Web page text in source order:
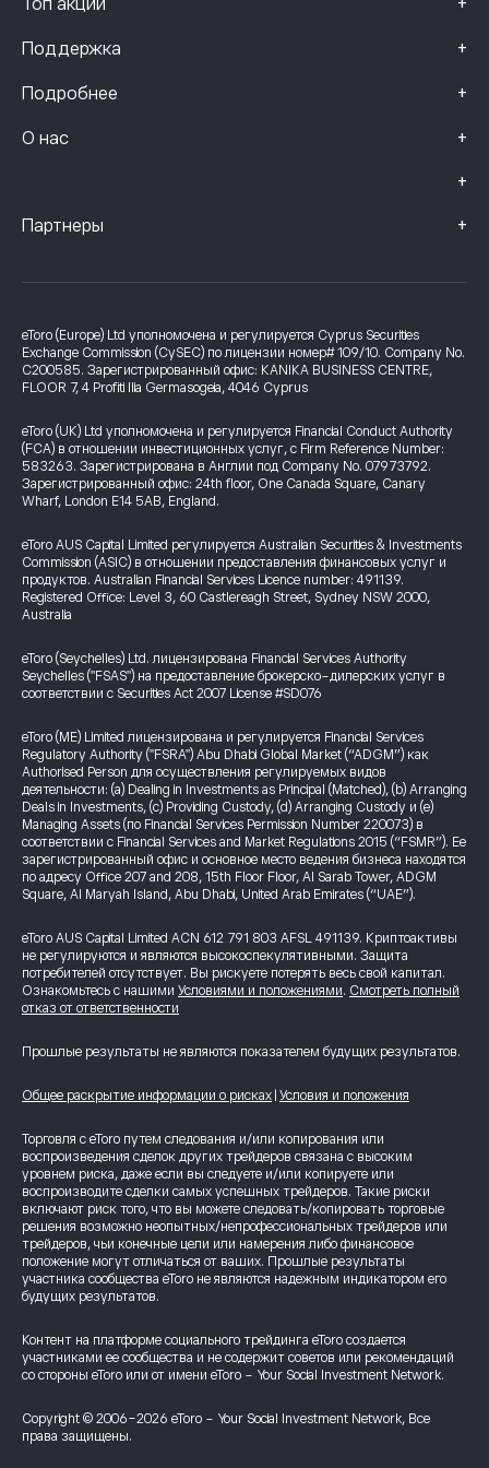
Топ акций +
Поддержка +
Подробнее +
О нас +
+
Партнеры +
eToro (Europe) Ltd уполномочена и регулируется Cyprus Securities
Exchange Commission (CySEC) по лицензии номер# 109/10. Company No.
C200585. Зарегистрированный офис: KANIKA BUSINESS CENTRE,
FLOOR 7, 4 Profiti Ilia Germasogeia, 4046 Cyprus
eToro (UK) Ltd уполномочена и регулируется Financial Conduct Authority
(FCA) в отношении инвестиционных услуг, с Firm Reference Number:
583263. Зарегистрирована в Англии под Company No. 07973792.
Зарегистрированный офис: 24th floor, One Canada Square, Canary
Wharf, London E14 5AB, England.
eToro AUS Capital Limited регулируется Australian Securities & Investments
Commission (ASIC) в отношении предоставления финансовых услуг и
продуктов. Australian Financial Services Licence number: 491139.
Registered Office: Level 3, 60 Castlereagh Street, Sydney NSW 2000,
Australia
eToro (Seychelles) Ltd. лицензирована Financial Services Authority
Seychelles ("FSAS") на предоставление брокерско-дилерских услуг в
соответствии с Securities Act 2007 License #SD076
eToro (ME) Limited лицензирована и регулируется Financial Services
Regulatory Authority ("FSRA") Abu Dhabi Global Market (“ADGM”) как
Authorised Person для осуществления регулируемых видов
деятельности: (a) Dealing in Investments as Principal (Matched), (b) Arranging
Deals in Investments, (c) Providing Custody, (d) Arranging Custody и (e)
Managing Assets (по Financial Services Permission Number 220073) в
соответствии с Financial Services and Market Regulations 2015 (“FSMR”). Ее
зарегистрированный офис и основное место ведения бизнеса находятся
по адресу Office 207 and 208, 15th Floor Floor, Al Sarab Tower, ADGM
Square, Al Maryah Island, Abu Dhabi, United Arab Emirates (“UAE”).
eToro AUS Capital Limited ACN 612 791 803 AFSL 491139. Криптоактивы
не регулируются и являются высокоспекулятивными. Защита
потребителей отсутствует. Вы рискуете потерять весь свой капитал.
Ознакомьтесь с нашими Условиями и положениями. Смотреть полный
отказ от ответственности
Прошлые результаты не являются показателем будущих результатов.
Общее раскрытие информации о рисках Условия и положения
Торговля с eToro путем следования и/или копирования или
воспроизведения сделок других трейдеров связана с высоким
уровнем риска, даже если вы следуете и/или копируете или
воспроизводите сделки самых успешных трейдеров. Такие риски
включают риск того, что вы можете следовать/копировать торговые
решения возможно неопытных/непрофессиональных трейдеров или
трейдеров, чьи конечные цели или намерения либо финансовое
положение могут отличаться от ваших. Прошлые результаты
участника сообщества eToro не являются надежным индикатором его
будущих результатов.
Контент на платформе социального трейдинга eToro создается
участниками ее сообщества и не содержит советов или рекомендаций
со стороны eToro или от имени eToro - Your Social Investment Network.
Copyright © 2006-2026 eToro - Your Social Investment Network, Все
права защищены.